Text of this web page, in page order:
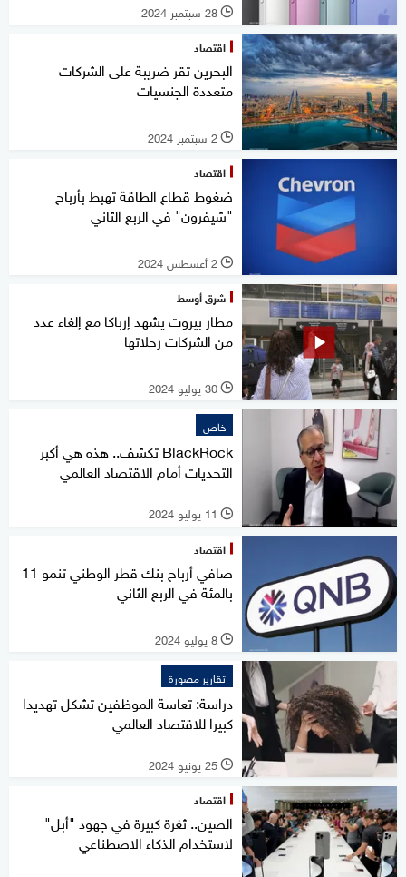
l 28 سبتمبر 2024
اقتصاد
البحرين تقر ضريبة على الشركات
متعددة الجنسيات
l 2 سبتمبر 2024
اقتصاد
ضغوط قطاع الطاقة تهبط بأرباح
"شيفرون" في الربع الثاني
l 2 أغسطس 2024
شرق أوسط
مطار بيروت يشهد إرباكا مع إلغاء عدد
من الشركات رحلاتها
l 30 يوليو 2024
خاص
BlackRock تكشف.. هذه هي أكبر
التحديات أمام الاقتصاد العالمي
l 11 يوليو 2024
اقتصاد
صافي أرباح بنك قطر الوطني تنمو 11
بالمئة في الربع الثاني
l 8 يوليو 2024
تقارير مصورة
دراسة: تعاسة الموظفين تشكل تهديدا
كبيرا للاقتصاد العالمي
l 25 يونيو 2024
اقتصاد
الصين.. ثغرة كبيرة في جهود "أبل"
لاستخدام الذكاء الاصطناعي